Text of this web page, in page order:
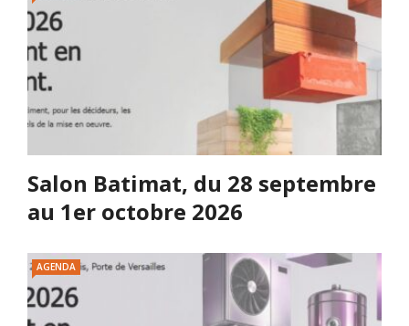
Salon Batimat, du 28 septembre
au 1er octobre 2026
AGENDA